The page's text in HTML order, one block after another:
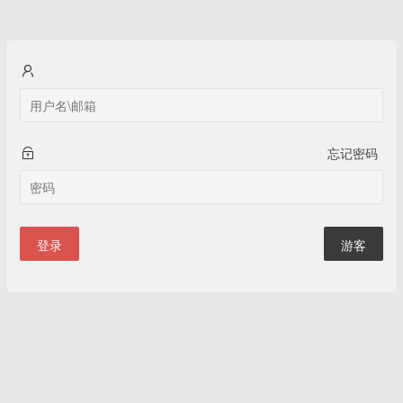
忘记密码
登录 游客